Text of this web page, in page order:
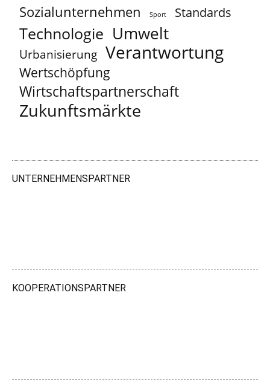
Sozialunternehmen Sport Standards
Technologie Umwelt
Urbanisierung Verantwortung
Wertschöpfung
Wirtschaftspartnerschaft
Zukunftsmärkte
UNTERNEHMENSPARTNER
KOOPERATIONSPARTNER